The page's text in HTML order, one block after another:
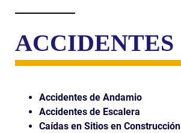
ACCIDENTES
Accidentes de Andamio
Accidentes de Escalera
Caídas en Sitios en Construcción